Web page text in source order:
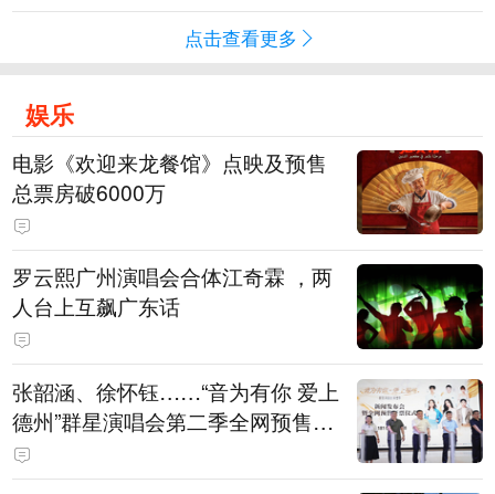
点击查看更多
娱乐
电影《欢迎来龙餐馆》点映及预售
总票房破6000万
罗云熙广州演唱会合体江奇霖 ，两
人台上互飙广东话
张韶涵、徐怀钰……“音为有你 爱上
德州”群星演唱会第二季全网预售开
票